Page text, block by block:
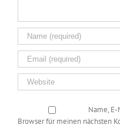
Name,
Browser für meinen nächsten